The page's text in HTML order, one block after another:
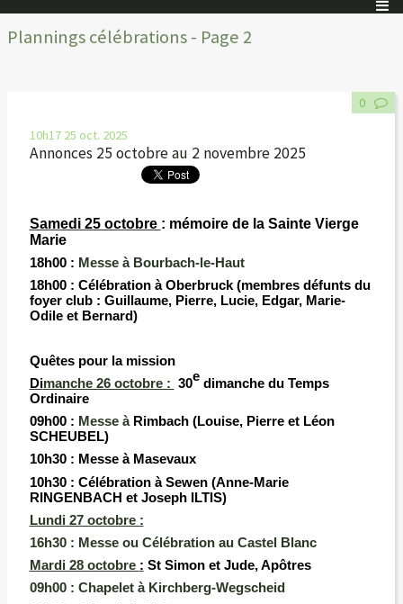
Plannings célébrations - Page 2
10h17 25 oct. 2025
Annonces 25 octobre au 2 novembre 2025
Samedi 25 octobre : mémoire de la Sainte Vierge
Marie
18h00 : Messe à Bourbach-le-Haut
18h00 : Célébration àOberbruck (membres défunts du
foyer club : Guillaume, Pierre, Lucie, Edgar, Marie-
Odile et Bernard)
Quêtes pour la mission
Dimanche 26 octobre : 30edimanche du Temps
Ordinaire
09h00 : Messe à Rimbach (Louise, Pierre et Léon
SCHEUBEL)
10h30 : Messe à Masevaux
10h30 : Célébration à Sewen (Anne-Marie
RINGENBACH et Joseph ILTIS)
Lundi 27 octobre :
16h30 : Messe ou Célébration au Castel Blanc
Mardi 28 octobre : St Simon et Jude, Apôtres
09h00 : Chapelet à Kirchberg-Wegscheid
0